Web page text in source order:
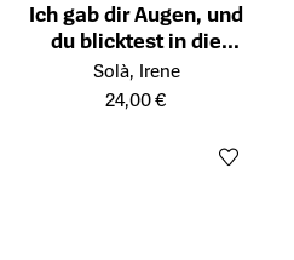
Ich gab dir Augen, und
du blicktest in die
Finsternis
Öffnet die Detailseite des Produkts
Solà, Irene
24,00 €